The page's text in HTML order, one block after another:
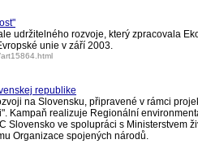
udržitelného rozvoje, který zpracovala
unie v září 2003.
republike
na Slovensku, připravené v rámci
Kampaň realizuje Regionální
Slovensko ve spolupráci s Ministerstvem
Organizace spojených národů.